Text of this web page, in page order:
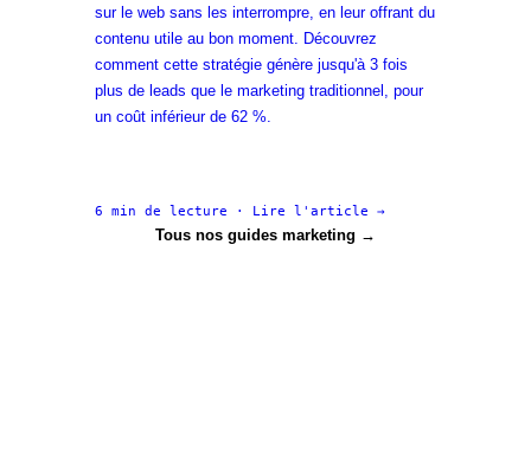
sur le web sans les interrompre, en leur offrant du
contenu utile au bon moment. Découvrez
comment cette stratégie génère jusqu'à 3 fois
plus de leads que le marketing traditionnel, pour
un coût inférieur de 62 %.
6 min de lecture · Lire l'article →
Tous nos guides marketing →